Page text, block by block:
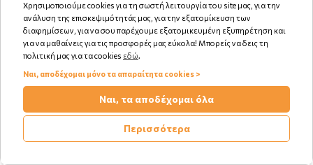
Αγορά
Plac Away Daily Strong
Mouthwash Στοματικό
Διάλυμα για Καθημερινή
Χρησιμοποιούμε cookies για τη σωστή λειτουργία του site μας, για την
ανάλυση της επισκεψιμότητάς μας, για την εξατομίκευση των
διαφημίσεων, για να σου παρέχουμε εξατομικευμένη εξυπηρέτηση και
για να μαθαίνεις για τις προσφορές μας εύκολα! Μπορείς να δεις τη
πολιτική μας για τα cookies εδώ.
Ναι, αποδέχομαι μόνο τα απαραίτητα cookies >
Ναι, τα αποδέχομαι όλα
Περισσότερα